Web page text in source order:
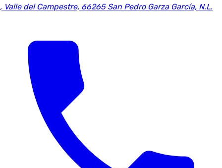
, Valle del Campestre, 66265 San Pedro Garza García, N.L.